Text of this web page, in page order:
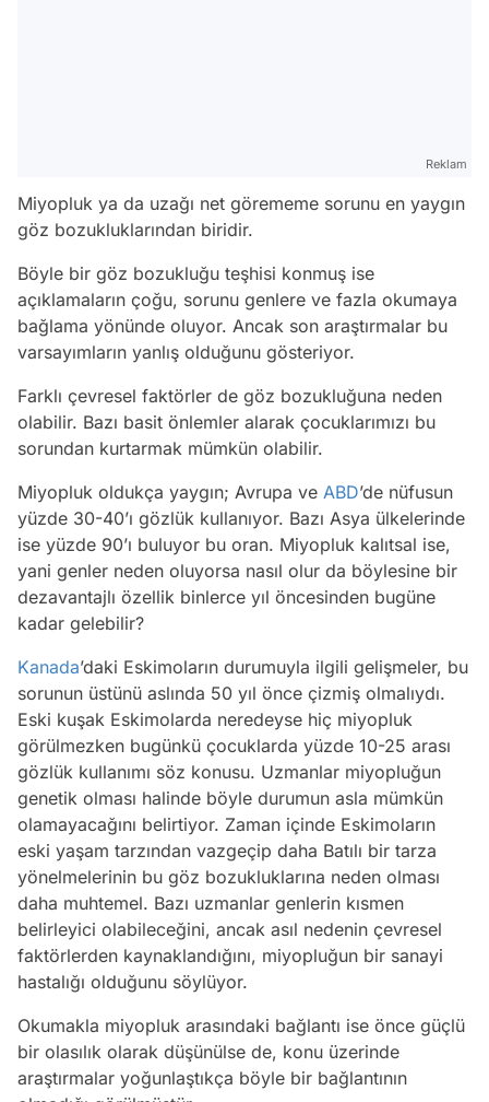
Reklam
Miyopluk ya da uzağı net görememe sorunu en yaygın
göz bozukluklarından biridir.
Böyle bir göz bozukluğu teşhisi konmuş ise
açıklamaların çoğu, sorunu genlere ve fazla okumaya
bağlama yönünde oluyor. Ancak son araştırmalar bu
varsayımların yanlış olduğunu gösteriyor.
Farklı çevresel faktörler de göz bozukluğuna neden
olabilir. Bazı basit önlemler alarak çocuklarımızı bu
sorundan kurtarmak mümkün olabilir.
Miyopluk oldukça yaygın; Avrupa ve ABD’de nüfusun
yüzde 30-40’ı gözlük kullanıyor. Bazı Asya ülkelerinde
ise yüzde 90’ı buluyor bu oran. Miyopluk kalıtsal ise,
yani genler neden oluyorsa nasıl olur da böylesine bir
dezavantajlı özellik binlerce yıl öncesinden bugüne
kadar gelebilir?
Kanada’daki Eskimoların durumuyla ilgili gelişmeler, bu
sorunun üstünü aslında 50 yıl önce çizmiş olmalıydı.
Eski kuşak Eskimolarda neredeyse hiç miyopluk
görülmezken bugünkü çocuklarda yüzde 10-25 arası
gözlük kullanımı söz konusu. Uzmanlar miyopluğun
genetik olması halinde böyle durumun asla mümkün
olamayacağını belirtiyor. Zaman içinde Eskimoların
eski yaşam tarzından vazgeçip daha Batılı bir tarza
yönelmelerinin bu göz bozukluklarına neden olması
daha muhtemel. Bazı uzmanlar genlerin kısmen
belirleyici olabileceğini, ancak asıl nedenin çevresel
faktörlerden kaynaklandığını, miyopluğun bir sanayi
hastalığı olduğunu söylüyor.
Okumakla miyopluk arasındaki bağlantı ise önce güçlü
bir olasılık olarak düşünülse de, konu üzerinde
araştırmalar yoğunlaştıkça böyle bir bağlantının